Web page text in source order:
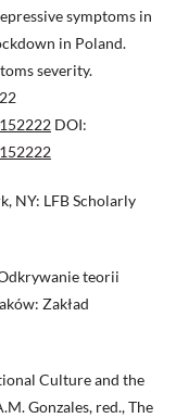
symptoms in
in Poland.
severity.
DOI:
NY: LFB Scholarly
teorii
Zakład
Culture and the
Gonzales, red., The